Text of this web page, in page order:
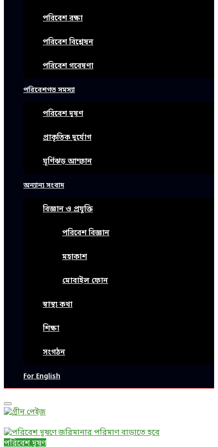
পরিবেশ রক্ষা
পরিবেশ বিশ্লেষন
পরিবেশ গবেষণা
পরিবেশগত সমস্যা
পরিবেশ দূষণ
প্রাকৃতিক দুর্যোগ
ঘূর্ণিঝড় আম্ফান
অন্যান্য সংবাদ
বিজ্ঞান ও প্রযুক্তি
পরিবেশ বিজ্ঞান
মহাকাশ
মোবাইল ফোন
স্বাস্থ্য কথা
শিক্ষা
সংগঠন
For English
Primary
Menu
পরিবেশ দূষণ